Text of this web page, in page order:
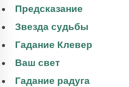
Предсказание
Звезда судьбы
Гадание Клевер
Ваш свет
Гадание радуга